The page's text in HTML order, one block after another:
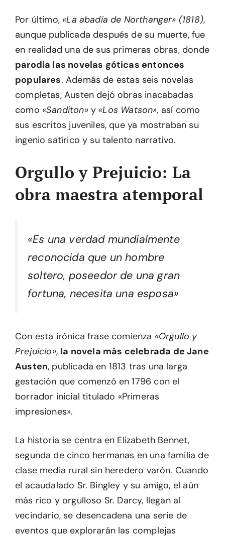
Por último, «La abadía de Northanger» (1818),
aunque publicada después de su muerte, fue
en realidad una de sus primeras obras, donde
parodia las novelas góticas entonces
populares. Además de estas seis novelas
completas, Austen dejó obras inacabadas
como «Sanditon»y «Los Watson», así como
sus escritos juveniles, que ya mostraban su
ingenio satírico y su talento narrativo.
Orgullo y Prejuicio: La
obra maestra atemporal
«Es una verdad mundialmente
reconocida que un hombre
soltero, poseedor de una gran
fortuna, necesita una esposa»
Con esta irónica frase comienza «Orgullo y
Prejuicio», la novela más celebrada de Jane
Austen, publicada en 1813 tras una larga
gestación que comenzó en 1796 con el
borrador inicial titulado «Primeras
impresiones».
La historia se centra en Elizabeth Bennet,
segunda de cinco hermanas en una familia de
clase media rural sin heredero varón. Cuando
el acaudalado Sr. Bingley y su amigo, el aún
más rico y orgulloso Sr. Darcy, llegan al
vecindario, se desencadena una serie de
eventos que explorarán las complejas